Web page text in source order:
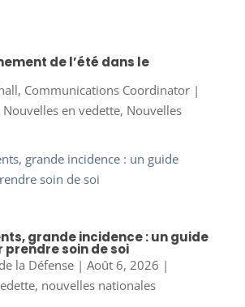
de l’été dans le
Communications Coordinator|
Nouvelles en vedette, Nouvelles
grande incidence : un guide
soin de soi
la Défense| Août 6, 2026 |
, nouvelles nationales